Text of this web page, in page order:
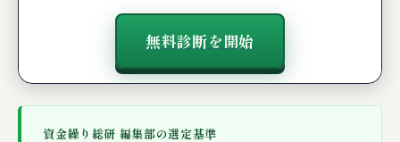
無料診断を開始
資金繰り総研 編集部の選定基準